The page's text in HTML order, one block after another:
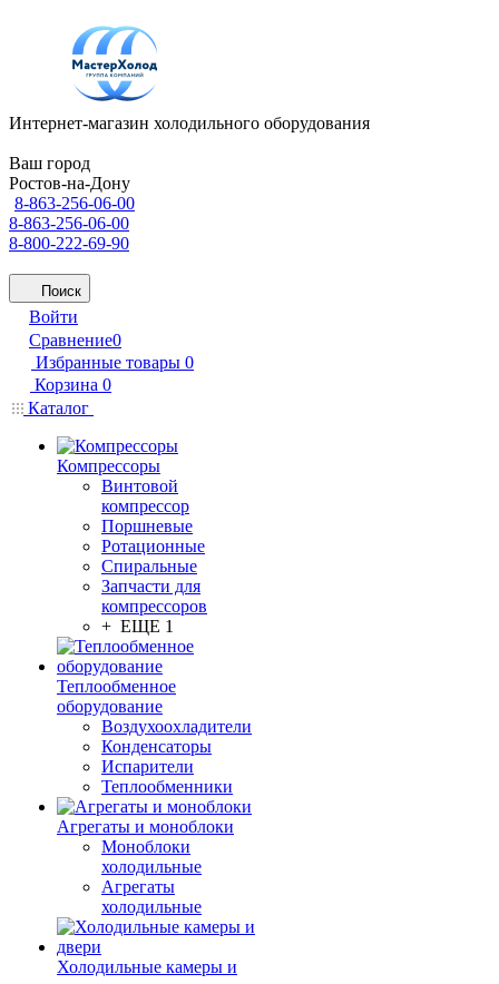
Интернет-магазин холодильного оборудования
Ваш город
Ростов-на-Дону
8-863-256-06-00
8-863-256-06-00
8-800-222-69-90
Поиск
Войти
Сравнение0
Избранные товары 0
Корзина 0
Каталог
Компрессоры
Винтовой
компрессор
Поршневые
Ротационные
Спиральные
Запчасти для
компрессоров
+ ЕЩЕ 1
Теплообменное
оборудование
Воздухоохладители
Конденсаторы
Испарители
Теплообменники
Агрегаты и моноблоки
Моноблоки
холодильные
Агрегаты
холодильные
Холодильные камеры и